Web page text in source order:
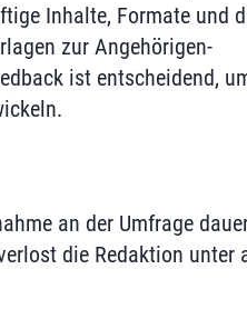
Inhalte, Formate und
zur Angehörigen-
ist entscheidend,
an der Umfrage
die Redaktion unter